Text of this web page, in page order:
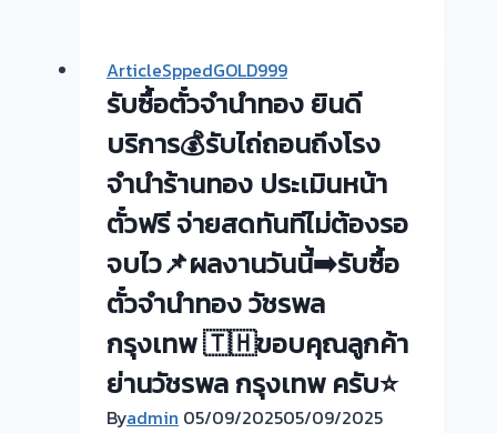
ทอง
ยินดี
บริการ
รับ
ไถ่ถอน
ถึง
จำนำ
ร้าน
ทอง
ประเมิน
หน้า
ตั๋ว
ArticleSppedGOLD999
รับซื้อตั๋วจำนำทอง ยินดี
บริการ💰รับไถ่ถอนถึงโรง
จำนำร้านทอง ประเมินหน้า
ตั๋วฟรี จ่ายสดทันทีไม่ต้องรอ
จบไว📌ผลงานวันนี้➡️รับซื้อ
ตั๋วจำนำทอง วัชรพล
กรุงเทพ 🇹🇭ขอบคุณลูกค้า
ย่านวัชรพล กรุงเทพ ครับ⭐
Byadmin 05/09/202505/09/2025